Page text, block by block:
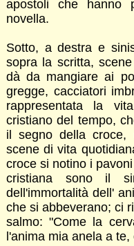
apostoli che hanno
novella.
Sotto, a destra e
sopra la scritta,
dà da mangiare ai
gregge, cacciatori
rappresentata la
cristiano del tempo,
il segno della croce,
scene di vita
croce si notino i
cristiana sono il
dell'immortalità dell'
che si abbeverano; ci
salmo: "Come la
l'anima mia anela a te,